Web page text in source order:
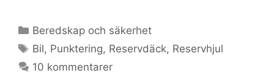
Kategorier
Beredskap och säkerhet
Etiketter
Bil, Punktering, Reservdäck, Reservhjul
10 kommentarer